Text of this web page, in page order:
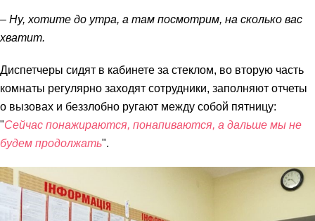
– Ну, хотите до утра, а там посмотрим, на сколько вас
хватит.
Диспетчеры сидят в кабинете за стеклом, во вторую часть
комнаты регулярно заходят сотрудники, заполняют отчеты
о вызовах и беззлобно ругают между собой пятницу:
"Сейчас понажираются, понапиваются, а дальше мы не
будем продолжать".